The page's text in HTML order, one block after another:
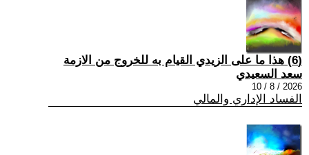
(6) هذا ما على الزيدي القيام به للخروج من الازمة
سعد السعيدي
2026 / 8 / 10
الفساد الإداري والمالي